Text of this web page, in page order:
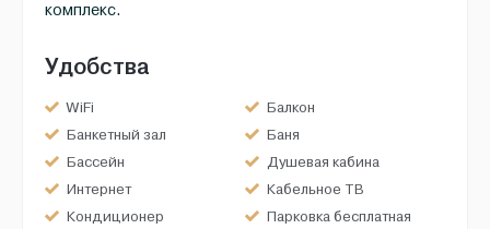
комплекс.
Удобства
WiFi
Балкон
Банкетный зал
Баня
Бассейн
Душевая кабина
Интернет
Кабельное ТВ
Кондиционер
Парковка бесплатная